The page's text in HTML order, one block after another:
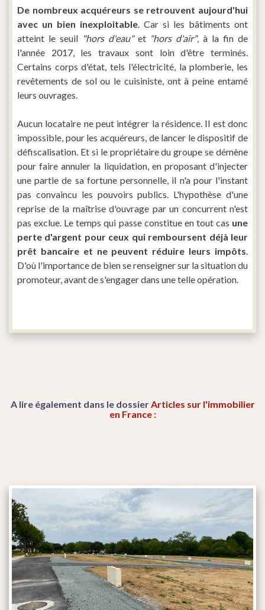
De nombreux acquéreurs se retrouvent aujourd'hui
avec un bien inexploitable. Car si les bâtiments ont
atteint le seuil "hors d'eau"et "hors d'air", à la fin de
l'année 2017, les travaux sont loin d'être terminés.
Certains corps d'état, tels l'électricité, la plomberie, les
revêtements de sol ou le cuisiniste, ont à peine entamé
leurs ouvrages.
Aucun locataire ne peut intégrer la résidence. Il est donc
impossible, pour les acquéreurs, de lancer le dispositif de
défiscalisation. Et si le propriétaire du groupe se démène
pour faire annuler la liquidation, en proposant d'injecter
une partie de sa fortune personnelle, il n'a pour l'instant
pas convaincu les pouvoirs publics. L'hypothèse d'une
reprise de la maîtrise d'ouvrage par un concurrent n'est
pas exclue. Le temps qui passe constitue en tout cas une
perte d'argent pour ceux qui remboursent déjà leur
prêt bancaire et ne peuvent réduire leurs impôts.
D'où l'importance de bien se renseigner sur la situation du
promoteur, avant de s'engager dans une telle opération.
A lire également dans le dossierArticles sur l'immobilier
en France :